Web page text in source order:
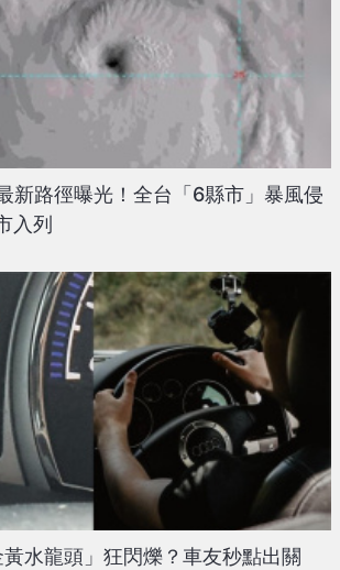
新路徑曝光！全台「6縣市」暴風侵
列
水龍頭」狂閃爍？車友秒點出關